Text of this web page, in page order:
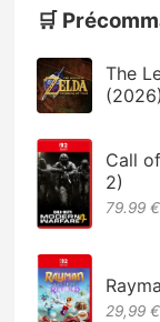
🛒
The
(2026)
Call
2)
79.99 €
29,99 €